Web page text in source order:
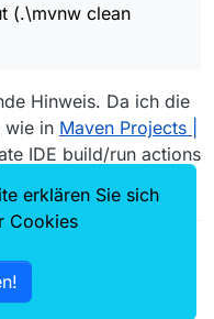
(.\mvnw clean
Hinweis. Da ich die
wie in Maven Projects |
IDE build/run actions
erklären Sie sich
Cookies